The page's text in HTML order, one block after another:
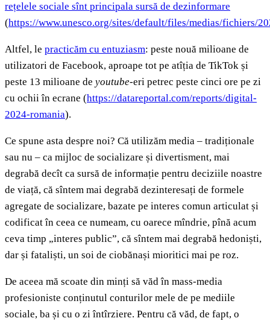
rețelele sociale sînt principala sursă de dezinformare
(https://www.unesco.org/sites/default/files/medias/fichiers/
Altfel, le practicăm cu entuziasm: peste nouă milioane de
utilizatori de Facebook, aproape tot pe atîția de TikTok și
peste 13 milioane de youtube-eri petrec peste cinci ore pe zi
cu ochii în ecrane (https://datareportal.com/reports/digital-
2024-romania).
Ce spune asta despre noi? Că utilizăm media – tradiționale
sau nu – ca mijloc de socializare și divertisment, mai
degrabă decît ca sursă de informație pentru deciziile noastre
de viață, că sîntem mai degrabă dezinteresați de formele
agregate de socializare, bazate pe interes comun articulat și
codificat în ceea ce numeam, cu oarece mîndrie, pînă acum
ceva timp „interes public”, că sîntem mai degrabă hedoniști,
dar și fataliști, un soi de ciobănași mioritici mai pe roz.
De aceea mă scoate din minți să văd în mass-media
profesioniste conținutul conturilor mele de pe mediile
sociale, ba și cu o zi întîrziere. Pentru că văd, de fapt, o